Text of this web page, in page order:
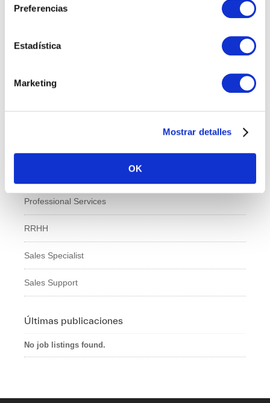
Preferencias
Estadística
Marketing
Mostrar detalles
OK
Administración y Finanzas
Professional Services
RRHH
Sales Specialist
Sales Support
Últimas publicaciones
No job listings found.